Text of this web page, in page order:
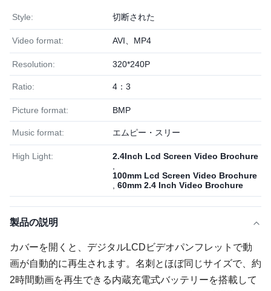
Style: 切断された
Video format: AVI、MP4
Resolution: 320*240P
Ratio: 4：3
Picture format: BMP
Music format: エムピー・スリー
High Light:
2.4Inch Lcd Screen Video Brochure
100mm Lcd Screen Video Brochure
60mm 2.4 Inch Video Brochure
製品の説明
カバーを開くと、デジタルLCDビデオパンフレットで動
画が自動的に再生されます。名刺とほぼ同じサイズで、約
2時間動画を再生できる内蔵充電式バッテリーを搭載して